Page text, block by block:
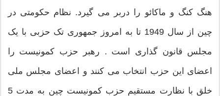
هنگ کنگ و ماکائو را دربر می گیرد. نظام حکومتی در
چین از سال 1949 تا به امروز جمهوری تک حزبی با یک
مجلس قانون گذاری است . رهبر حزب کمونیست را
اعضای این حزب انتخاب می کنند و اعضای مجلس ملی
خلق با نظارت مستقیم حزب کمونیست چین به مدت 5